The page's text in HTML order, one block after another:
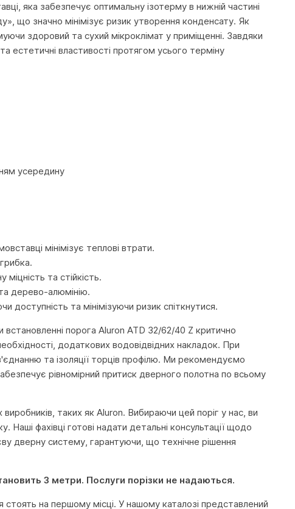
яка забезпечує оптимальну ізотерму в нижній частині
що значно мінімізує ризик утворення конденсату. Як
здоровий та сухий мікроклімат у приміщенні. Завдяки
естетичні властивості протягом усього терміну
усередину
мінімізує теплові втрати.
та стійкість.
дерево-алюмінію.
та мінімізуючи ризик спіткнутися.
порога Aluron ATD 32/62/40 Z критично
додаткових водовідвідних накладок. При
та ізоляції торців профілю. Ми рекомендуємо
рівномірний притиск дверного полотна по всьому
таких як Aluron. Вибираючи цей поріг у нас, ви
Наші фахівці готові надати детальні консультації щодо
дверну систему, гарантуючи, що технічне рішення
3 метри. Послуги порізки не надаються.
стоять на першому місці. У нашому каталозі представлений